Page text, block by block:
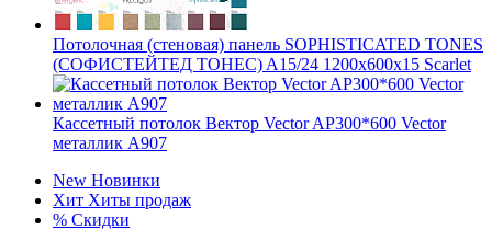
Потолочная (стеновая) панель SOPHISTICATED TONES
(СОФИСТЕЙТЕД ТОНЕС) A15/24 1200x600x15 Scarlet
Кассетный потолок Вектор Vector AP300*600 Vector
металлик А907
New Новинки
Хит Хиты продаж
% Скидки